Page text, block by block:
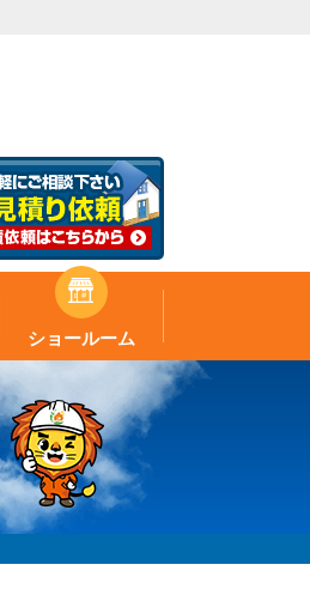
ショールーム